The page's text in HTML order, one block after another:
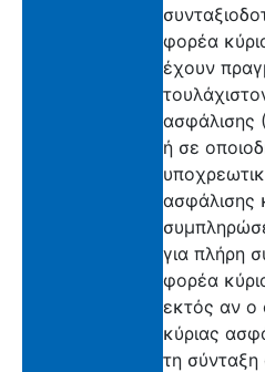
φορέα
έχουν
ασφάλισης
ή σε
ασφάλισης
για πλήρη
φορέα
εκτός αν ο
κύριας
τη σύνταξη